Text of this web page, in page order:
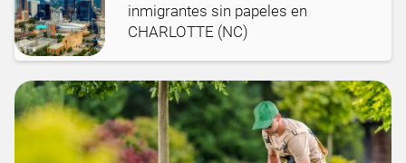
inmigrantes sin papeles en
CHARLOTTE (NC)